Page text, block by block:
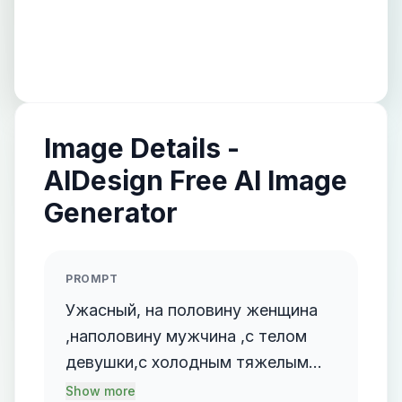
Image Details -
AIDesign Free AI Image
Generator
PROMPT
Ужасный, на половину женщина
,наполовину мужчина ,с телом
девушки,с холодным тяжелым
взглядом,голова покрыта ,черно-
Show more